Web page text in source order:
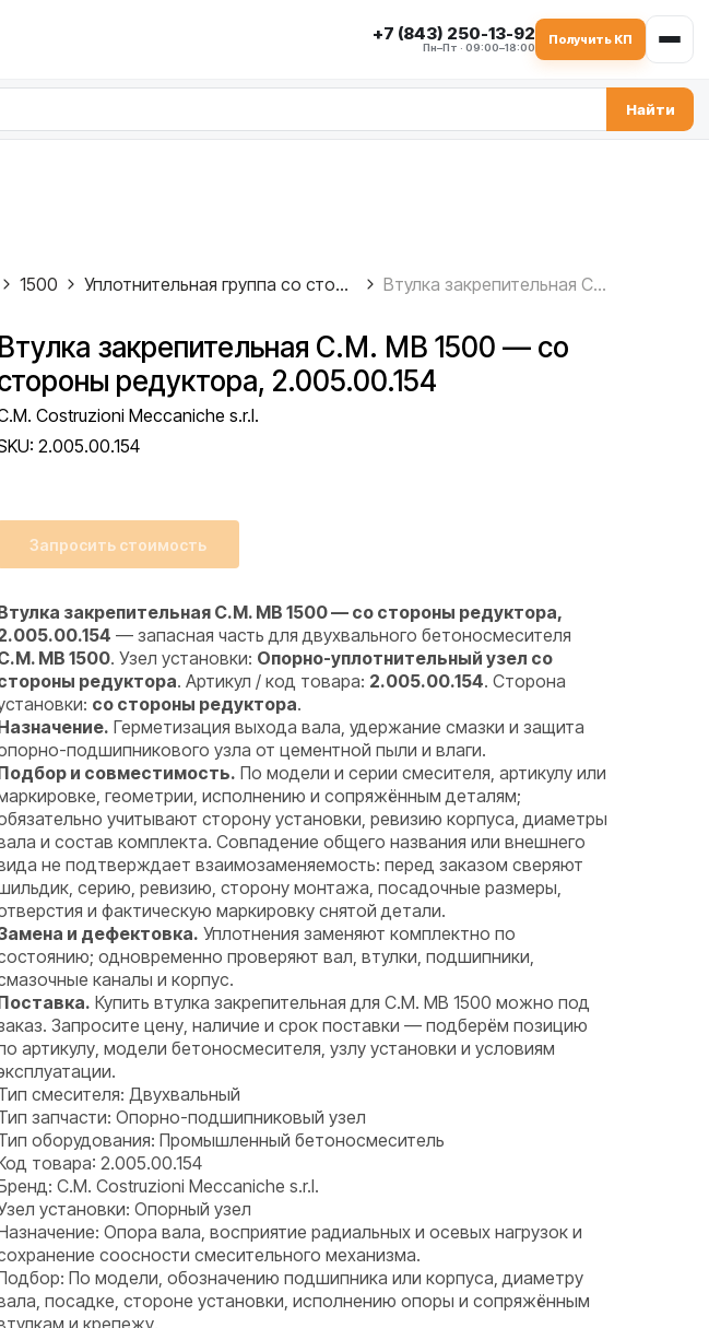
+7 (843) 250-13-92
Пн–Пт · 09:00–18:00
Получить КП
Найти
1500 Уплотнительная группа со стороны редуктора Втулка закрепительная C.M. MB 1500 — со стороны редуктора, 2.005.00.154
Втулка закрепительная C.M. MB 1500 — со
редуктора, 2.005.00.154
Costruzioni Meccaniche s.r.l.
2.005.00.154
Запросить стоимость
закрепительная C.M. MB 1500 — со стороны редуктора,
— запасная часть для двухвального бетоносмесителя
MB 1500. Узел установки: Опорно-уплотнительный узел со
редуктора. Артикул / код товара: 2.005.00.154. Сторона
со стороны редуктора.
Герметизация выхода вала, удержание смазки и защита
подшипникового узла от цементной пыли и влаги.
и совместимость. По модели и серии смесителя, артикулу или
геометрии, исполнению и сопряжённым деталям;
учитывают сторону установки, ревизию корпуса, диаметры
и состав комплекта. Совпадение общего названия или внешнего
не подтверждает взаимозаменяемость: перед заказом сверяют
серию, ревизию, сторону монтажа, посадочные размеры,
и фактическую маркировку снятой детали.
и дефектовка. Уплотнения заменяют комплектно по
одновременно проверяют вал, втулки, подшипники,
каналы и корпус.
Купить втулка закрепительная для C.M. MB 1500 можно под
Запросите цену, наличие и срок поставки — подберём позицию
артикулу, модели бетоносмесителя, узлу установки и условиям
смесителя: Двухвальный
запчасти: Опорно-подшипниковый узел
оборудования: Промышленный бетоносмеситель
товара: 2.005.00.154
C.M. Costruzioni Meccaniche s.r.l.
установки: Опорный узел
Опора вала, восприятие радиальных и осевых нагрузок и
соосности смесительного механизма.
По модели, обозначению подшипника или корпуса, диаметру
посадке, стороне установки, исполнению опоры и сопряжённым